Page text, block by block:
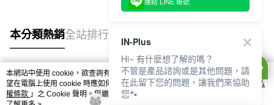
本分類熱銷全站排行
熱門標籤
本網站中使用 cookie，欲查詢有關本網站使用 cookie 方式之詳情，及若您不希
望在電腦上使用 cookie 時應如何變更電腦的 cookie 設定，請參閱本網站「
隱私
權條款 」之 Cookie 聲明。您繼續使用本網站即表示您同意本公司得按本網站使
IN-Plus
Hi~ 有什麼想了解的嗎？
不管是產品諮詢或是其他問題，請
在此留下您的問題，讓我們來協助
您🐾